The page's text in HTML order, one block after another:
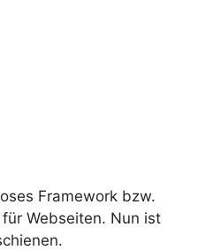
Framework bzw.
Webseiten. Nun ist